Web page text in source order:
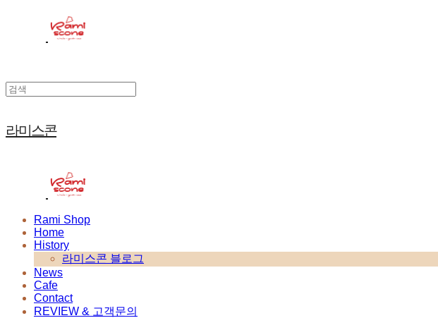
라미스콘
Rami Shop
Home
History
라미스콘 블로그
News
Cafe
Contact
REVIEW & 고객문의